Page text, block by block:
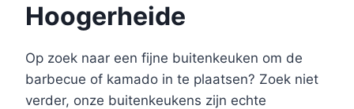
Hoogerheide
Op zoek naar een fijne buitenkeuken om de
barbecue of kamado in te plaatsen? Zoek niet
verder, onze buitenkeukens zijn echte